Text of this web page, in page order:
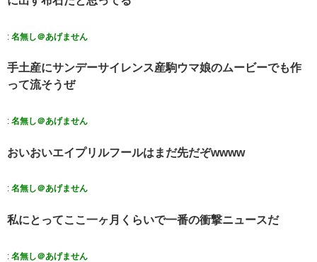
: 名無し＠あげません
手土産にサンデーサイレンス産駒ウマ娘のムービーでも作
って流そうぜ
: 名無し＠あげません
おいおいエイプリルフールはまだ先だぞwwww
: 名無し＠あげません
私にとってここ一ヶ月くらいで一番の衝撃ニュースだ
: 名無し＠あげません